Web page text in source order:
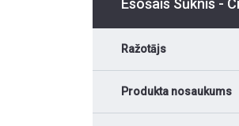
Esošais Sūknis -
Ražotājs
Produkta nosaukums